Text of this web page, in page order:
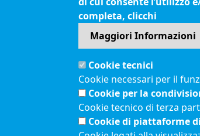
Cod. Fatturazione
Elettronica JCEC5F
Pec
Menù privacy
Feed RSS Note legali
completa, clicchi
Maggiori Informazioni
Cookie tecnici
Cookie necessari per il
Cookie per la
Cookie tecnico di terza
Cookie di piattaforme